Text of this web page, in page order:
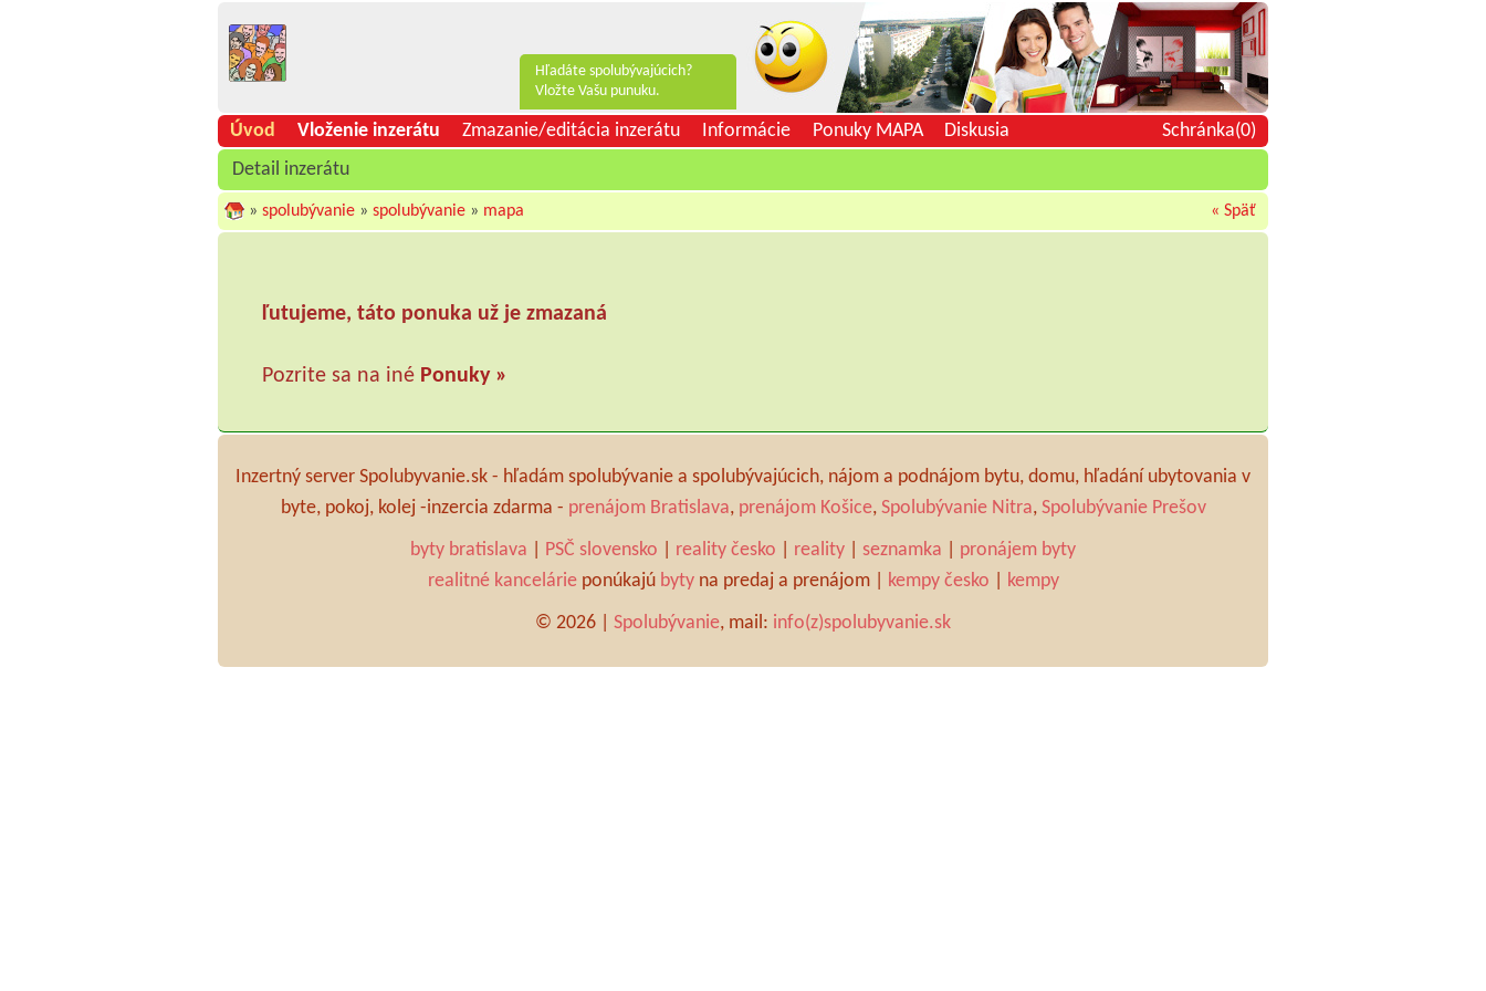
Hľadáte spolubývajúcich?
Vložte Vašu punuku.
Schránka(0)
Úvod Vloženie inzerátu Zmazanie/editácia inzerátu Informácie Ponuky MAPA
Diskusia
Detail inzerátu
« Späť
»spolubývanie »spolubývanie » mapa
ľutujeme, táto ponuka už je zmazaná
Pozrite sa na iné Ponuky »
Inzertný server Spolubyvanie.sk - hľadám spolubývanie a spolubývajúcich, nájom a podnájom bytu, domu, hľadání ubytovania v
byte, pokoj, kolej -inzercia zdarma - prenájom Bratislava, prenájom Košice, Spolubývanie Nitra, Spolubývanie Prešov
byty bratislava
PSČ slovensko reality česko reality seznamka
pronájem byty
realitné kancelárieponúkajú bytyna predaj a prenájom | kempy česko
kempy
© 2026 | Spolubývanie, mail: info(z)spolubyvanie.sk